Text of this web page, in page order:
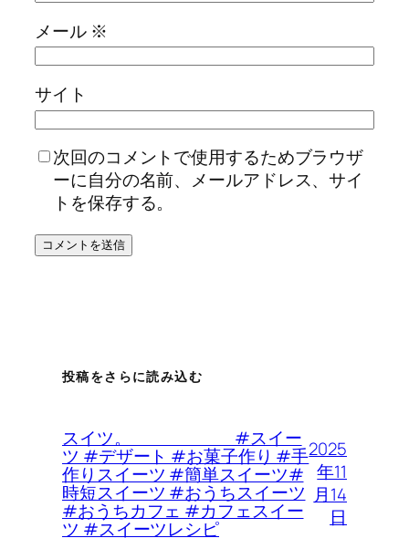
メール ※
サイト
次回のコメントで使用するためブラウザ
ーに自分の名前、メールアドレス、サイ
トを保存する。
投稿をさらに読み込む
スイツ。 #スイー
ツ #デザート #お菓子作り #手
作りスイーツ #簡単スイーツ#
時短スイーツ #おうちスイーツ
#おうちカフェ #カフェスイー
ツ #スイーツレシピ
2025
年11
月14
日